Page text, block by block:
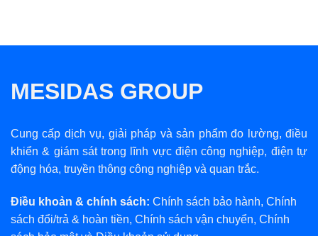
MESIDAS GROUP
Cung cấp dịch vụ, giải pháp và sản phẩm đo lường, điều
khiển & giám sát trong lĩnh vực điện công nghiệp, điện tự
động hóa, truyền thông công nghiệp và quan trắc.
Điều khoản & chính sách: Chính sách bảo hành, Chính
sách đổi/trả & hoàn tiền, Chính sách vận chuyển, Chính